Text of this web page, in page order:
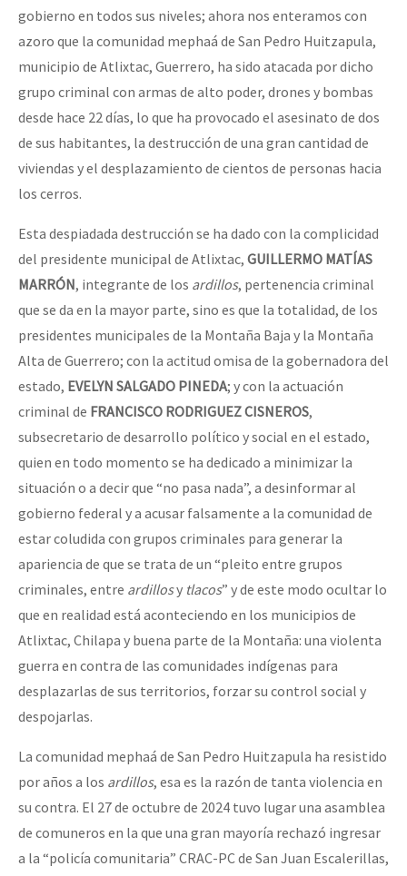
gobierno en todos sus niveles; ahora nos enteramos con
azoro que la comunidad mephaá de San Pedro Huitzapula,
municipio de Atlixtac, Guerrero, ha sido atacada por dicho
grupo criminal con armas de alto poder, drones y bombas
desde hace 22 días, lo que ha provocado el asesinato de dos
de sus habitantes, la destrucción de una gran cantidad de
viviendas y el desplazamiento de cientos de personas hacia
los cerros.
Esta despiadada destrucción se ha dado con la complicidad
del presidente municipal de Atlixtac, GUILLERMO MATÍAS
MARRÓN, integrante de los ardillos, pertenencia criminal
que se da en la mayor parte, sino es que la totalidad, de los
presidentes municipales de la Montaña Baja y la Montaña
Alta de Guerrero; con la actitud omisa de la gobernadora del
estado, EVELYN SALGADO PINEDA; y con la actuación
criminal de FRANCISCO RODRIGUEZ CISNEROS,
subsecretario de desarrollo político y social en el estado,
quien en todo momento se ha dedicado a minimizar la
situación o a decir que “no pasa nada”, a desinformar al
gobierno federal y a acusar falsamente a la comunidad de
estar coludida con grupos criminales para generar la
apariencia de que se trata de un “pleito entre grupos
criminales, entre ardillosy tlacos” y de este modo ocultar lo
que en realidad está aconteciendo en los municipios de
Atlixtac, Chilapa y buena parte de la Montaña: una violenta
guerra en contra de las comunidades indígenas para
desplazarlas de sus territorios, forzar su control social y
despojarlas.
La comunidad mephaá de San Pedro Huitzapula ha resistido
por años a los ardillos, esa es la razón de tanta violencia en
su contra. El 27 de octubre de 2024 tuvo lugar una asamblea
de comuneros en la que una gran mayoría rechazó ingresar
a la “policía comunitaria” CRAC-PC de San Juan Escalerillas,